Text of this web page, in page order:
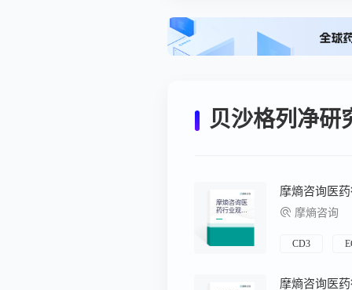
贝沙格列净研
摩熵咨询医
药行业观察
周报（2026.
06.22-2026.0
摩熵咨询
CD3